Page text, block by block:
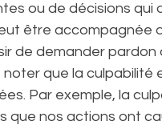
ou de décisions qui
être accompagnée
de demander pardon
noter que la
Par exemple, la
que nos actions ont